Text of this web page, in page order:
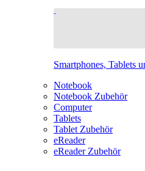
Smartphones, Tablets
Notebook
Notebook Zubehör
Computer
Tablets
Tablet Zubehör
eReader
eReader Zubehör